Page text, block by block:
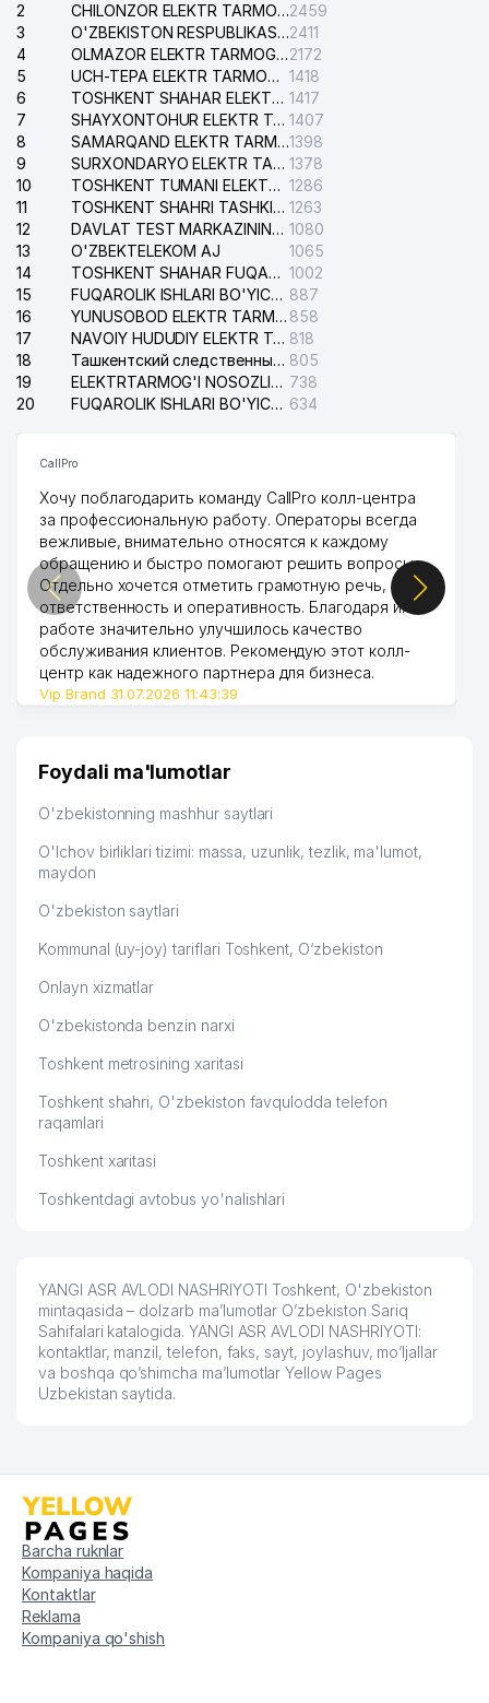
DARMON SERVIS XUSUSIY
KORXONASI
AZR-TEXTILE GROUP MChJ
SONIKO PLUS XUSUSIY KORXONASI
DEMO DEKOR MChJ
FOTON MEDICAL QUALITY XK MChJ
DAVR MED SERVIS XUSUSIY
KORXONASI
SKIF PRO MChJ
MASLAHAT-HARAKAT MChJ
INTERORGRES-INJINIRING QK MChJ
48 TURKSIB MAGISTRAL MChJ 925 м
49
ZAKHAREVICH - WEDDING OILAVIY
KORXONASI
934 м
50 ICHIMLIK-OSIYO MChJ
51 ALTOMEDSERVIS MChJ
54 SILK ROAD ADVENTURES MChJ 973 м
55
2
CHILONZOR ELEKTR TARMOG'I NOSOZLIK XIZMATI2459
3
O'ZBEKISTON RESPUBLIKASI BOSH PROKURATURASI ISHONCH TELEFONI2411
4
OLMAZOR ELEKTR TARMOG'I NOSOZLIKLARI XIZMATI2172
5
UCH-TEPA ELEKTR TARMOG'I NOSOZLIKLARI XIZMATI 1418
6
TOSHKENT SHAHAR ELEKTR TARMOQLARI KORXONASI AJ 1417
7
SHAYXONTOHUR ELEKTR TARMOG'I NOSOZLIKLARINI TUZATISH XIZMATI 1407
8
SAMARQAND ELEKTR TARMOQLARI AJ1398
9
SURXONDARYO ELEKTR TARMOQLARI AJ 1378
10
TOSHKENT TUMANI ELEKTR TARMOG'I AVARIYA XIZMATI 1286
11
TOSHKENT SHAHRI TASHKILOT TELEFONLARI HAQIDA MA'LUMOT BYUROSI 1263
12
DAVLAT TEST MARKAZINING ISHONCH TELEFONLARI 1080
13
O'ZBEKTELEKOM AJ
1065
14
TOSHKENT SHAHAR FUQAROLIK ISHLARI BO'YICHA SUDI 1002
15
FUQAROLIK ISHLARI BO'YICHA YAKKASAROY TUMANLARARO SUDI 887
16
YUNUSOBOD ELEKTR TARMOG'I NOSOZLIKLARI XIZMATI 858
17
NAVOIY HUDUDIY ELEKTR TARMOQLARI KORXONASI AJ 818
18
Ташкентский следственный изолятор 805
19
ELEKTRTARMOG'I NOSOZLIKLARINI TO'ZATISH SERGELI XIZMATI 738
20
FUQAROLIK ISHLARI BO'YICHA UCH-TEPA TUMANI SUDI 634
CallPro
Хочу поблагодарить команду CallPro колл-центра
за профессиональную работу. Операторы всегда
вежливые, внимательно относятся к каждому
обращению и быстро помогают решить вопросы.
Отдельно хочется отметить грамотную речь,
ответственность и оперативность. Благодаря их
работе значительно улучшилось качество
обслуживания клиентов. Рекомендую этот колл-
центр как надежного партнера для бизнеса.
Vip Brand 31.07.2026 11:43:39
Foydali ma'lumotlar
O'zbekistonning mashhur saytlari
O'lchov birliklari tizimi: massa, uzunlik, tezlik, ma'lumot,
maydon
O'zbekiston saytlari
Kommunal (uy-joy) tariflari Toshkent, O‘zbekiston
Onlayn xizmatlar
O'zbekistonda benzin narxi
Toshkent metrosining xaritasi
Toshkent shahri, O'zbekiston favqulodda telefon
raqamlari
Toshkent xaritasi
Toshkentdagi avtobus yo'nalishlari
YANGI ASR AVLODI NASHRIYOTI Toshkent, O'zbekiston
mintaqasida – dolzarb ma’lumotlar O’zbekiston Sariq
Sahifalari katalogida. YANGI ASR AVLODI NASHRIYOTI:
kontaktlar, manzil, telefon, faks, sayt, joylashuv, mo’ljallar
va boshqa qo’shimcha ma’lumotlar Yellow Pages
Uzbekistan saytida.
Barcha ruknlar
Kompaniya haqida
Kontaktlar
Reklama
Kompaniya qo'shish